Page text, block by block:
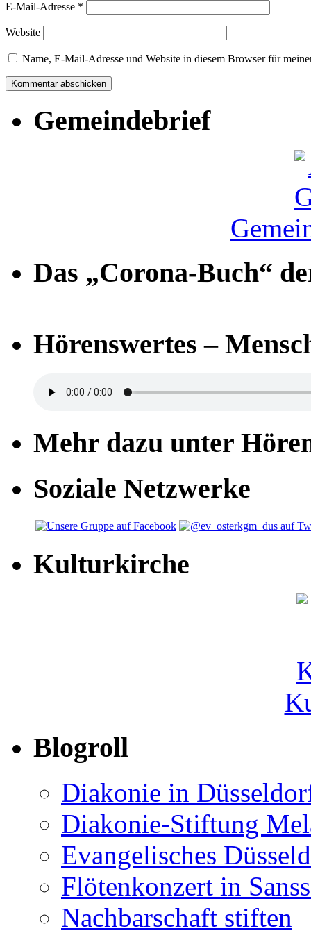
E-Mail-Adresse *
Website
Name, E-Mail-Adresse und Website in diesem Browser für
Gemeindebrief
Das „Corona-Buch“
Hörenswertes –
Mehr dazu unter
Soziale Netzwerke
Kulturkirche
Blogroll
Diakonie in
Diakonie-Stiftung
Evangelisches
Flötenkonzert in
Nachbarschaft stiften